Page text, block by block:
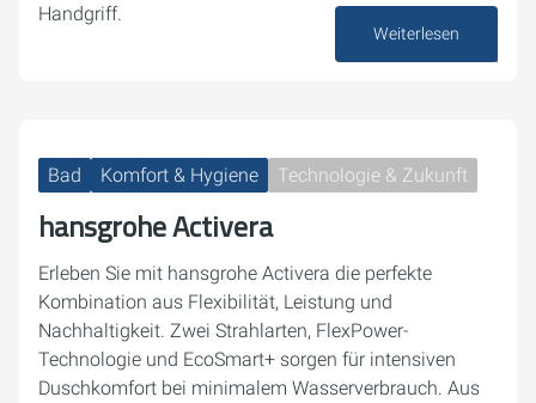
Handgriff.
Weiterlesen
Bad Komfort & Hygiene Technologie & Zukunft
hansgrohe Activera
Erleben Sie mit hansgrohe Activera die perfekte
Kombination aus Flexibilität, Leistung und
Nachhaltigkeit. Zwei Strahlarten, FlexPower-
Technologie und EcoSmart+ sorgen für intensiven
Duschkomfort bei minimalem Wasserverbrauch. Aus